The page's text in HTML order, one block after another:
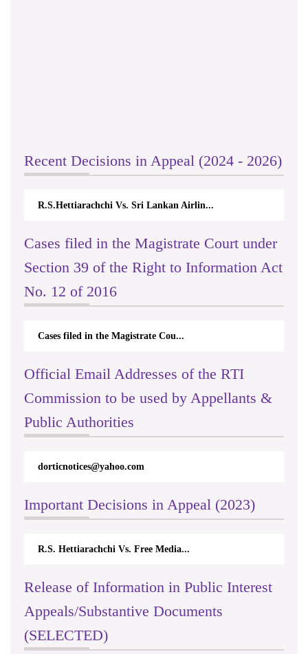
Recent Decisions in Appeal (2024 - 2026)
R.S.Hettiarachchi Vs. Sri Lankan Airlin...
Cases filed in the Magistrate Court under
Section 39 of the Right to Information Act
No. 12 of 2016
Cases filed in the Magistrate Cou...
Official Email Addresses of the RTI
Commission to be used by Appellants &
Public Authorities
dorticnotices@yahoo.com
Important Decisions in Appeal (2023)
R.S. Hettiarachchi Vs. Free Media...
Release of Information in Public Interest
Appeals/Substantive Documents
(SELECTED)